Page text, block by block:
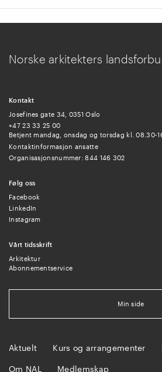
Norske arkitekters
Kontakt
Josefines gate 34, 0351 Oslo
+47 23 33 25 00
Betjent mandag, onsdag og torsdag kl. 08.30-
Kontaktinformasjon ansatte
Organisasjonsnummer: 844 146 302
Følg oss
Facebook
LinkedIn
Instagram
Vårt tidsskrift
Arkitektur
Abonnementservice
Min side
Aktuelt Kurs og arrangementer
Om NAL Medlemskap